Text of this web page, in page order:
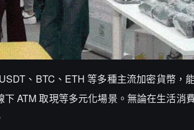
、BTC、ETH 等多種主流加密貨幣，
ATM 取現等多元化場景。無論在生活消